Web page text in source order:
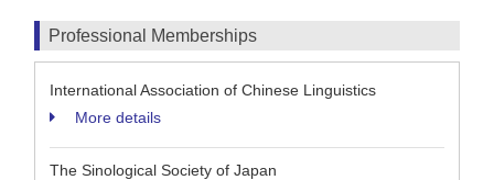
Professional Memberships
International Association of Chinese Linguistics
More details
The Sinological Society of Japan